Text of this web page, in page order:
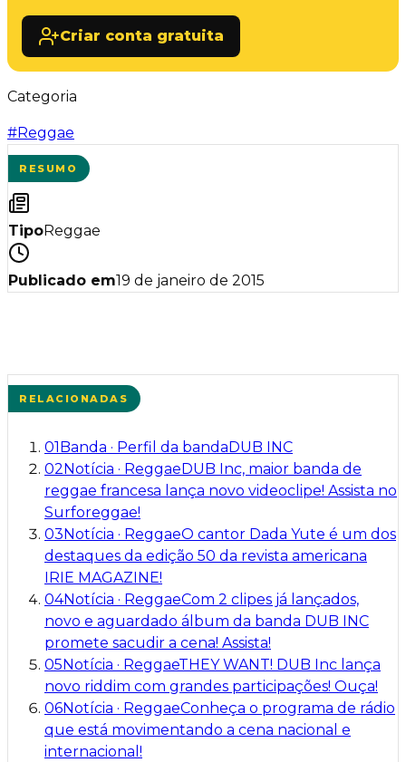
Criar conta gratuita
Categoria
#Reggae
RESUMO
TipoReggae
Publicado em19 de janeiro de 2015
RELACIONADAS
01 Banda · Perfil da banda DUB INC
02 Notícia · Reggae DUB Inc, maior banda de
reggae francesa lança novo videoclipe! Assista no
Surforeggae!
03 Notícia · ReggaeO cantor Dada Yute é um dos
destaques da edição 50 da revista americana
IRIE MAGAZINE!
04Notícia · ReggaeCom 2 clipes já lançados,
novo e aguardado álbum da banda DUB INC
promete sacudir a cena! Assista!
05 Notícia · ReggaeTHEY WANT! DUB Inc lança
novo riddim com grandes participações! Ouça!
06Notícia · ReggaeConheça o programa de rádio
que está movimentando a cena nacional e
internacional!